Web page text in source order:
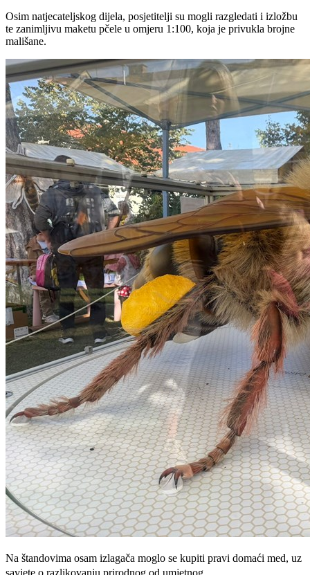
Osim natjecateljskog dijela, posjetitelji su mogli razgledati i izložbu
te zanimljivu maketu pčele u omjeru 1:100, koja je privukla brojne
mališane.
Na štandovima osam izlagača moglo se kupiti pravi domaći med, uz